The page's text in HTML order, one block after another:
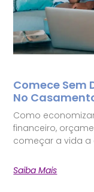
Comece Sem
No
Como
financeiro,
começar a vida a
Saiba Mais